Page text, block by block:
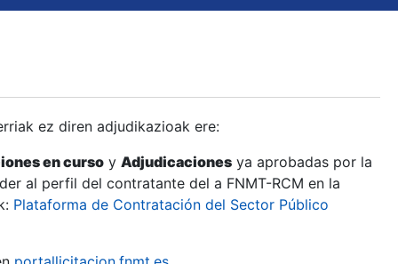
ez diren adjudikazioak ere:
en curso y Adjudicaciones ya aprobadas por la
al perfil del contratante del a FNMT-RCM en la
Plataforma de Contratación del Sector Público